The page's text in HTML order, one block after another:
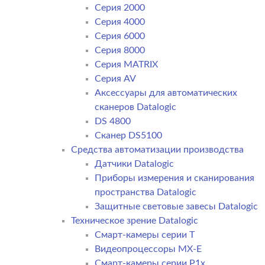
Серия 2000
Серия 4000
Серия 6000
Серия 8000
Серия MATRIX
Серия AV
Аксессуары для автоматических
сканеров Datalogic
DS 4800
Сканер DS5100
Средства автоматизации производства
Датчики Datalogic
Приборы измерения и сканирования
пространства Datalogic
Защитные световые завесы Datalogic
Техническое зрение Datalogic
Смарт-камеры серии T
Видеопроцессоры MX-E